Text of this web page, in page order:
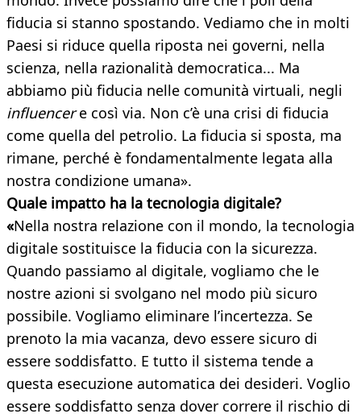
fiducia si stanno spostando. Vediamo che in molti
Paesi si riduce quella riposta nei governi, nella
scienza, nella razionalità democratica... Ma
abbiamo più fiducia nelle comunità virtuali, negli
influencere così via. Non c’è una crisi di fiducia
come quella del petrolio. La fiducia si sposta, ma
rimane, perché è fondamentalmente legata alla
nostra condizione umana».
Quale impatto ha la tecnologia digitale?
«Nella nostra relazione con il mondo, la tecnologia
digitale sostituisce la fiducia con la sicurezza.
Quando passiamo al digitale, vogliamo che le
nostre azioni si svolgano nel modo più sicuro
possibile. Vogliamo eliminare l’incertezza. Se
prenoto la mia vacanza, devo essere sicuro di
essere soddisfatto. E tutto il sistema tende a
questa esecuzione automatica dei desideri. Voglio
essere soddisfatto senza dover correre il rischio di